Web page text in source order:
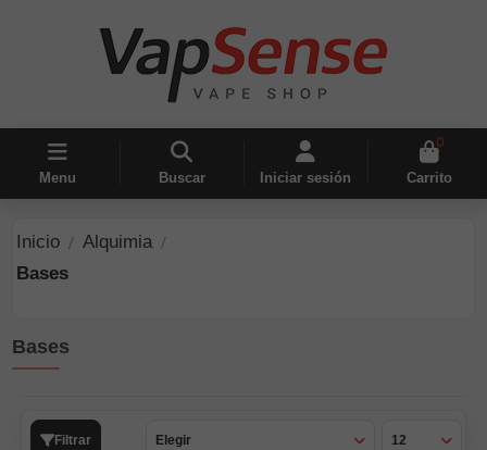
Menu Buscar Iniciar sesión
0
Carrito
Inicio
Alquimia
Bases
Bases
Filtrar Elegir 12